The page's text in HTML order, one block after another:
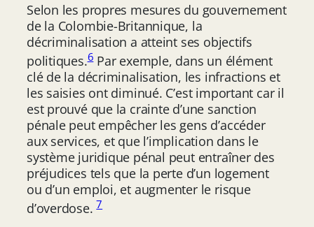
Selon les propres mesures du gouvernement
de la Colombie-Britannique, la
décriminalisation a atteint ses objectifs
politiques.6Par exemple, dans un élément
clé de la décriminalisation, les infractions et
les saisies ont diminué. C’est important car il
est prouvé que la crainte d’une sanction
pénale peut empêcher les gens d’accéder
aux services, et que l’implication dans le
système juridique pénal peut entraîner des
préjudices tels que la perte d’un logement
ou d’un emploi, et augmenter le risque
d’overdose.7